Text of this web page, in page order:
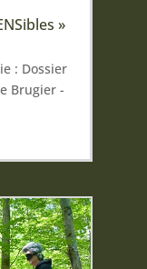
»
: Dossier
Brugier -